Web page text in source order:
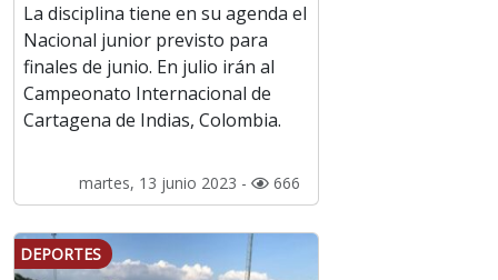
La disciplina tiene en su agenda el
Nacional junior previsto para
finales de junio. En julio irán al
Campeonato Internacional de
Cartagena de Indias, Colombia.
martes, 13 junio 2023 - 666
DEPORTES